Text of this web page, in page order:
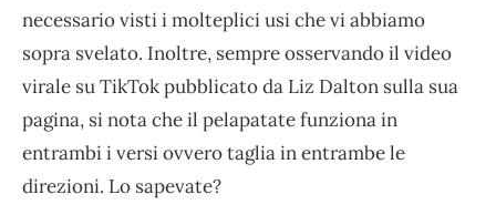
necessario visti i molteplici usi che vi abbiamo
sopra svelato. Inoltre, sempre osservando il video
virale su TikTok pubblicato da Liz Dalton sulla sua
pagina, si nota che il pelapatate funziona in
entrambi i versi ovvero taglia in entrambe le
direzioni. Lo sapevate?